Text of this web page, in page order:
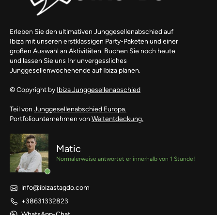
Erleben Sie den ultimativen Junggesellenabschied auf
Ibiza mit unseren erstklassigen Party-Paketen und einer
großen Auswahl an Aktivitäten. Buchen Sie noch heute
und lassen Sie uns Ihr unvergessliches
Junggesellenwochenende auf Ibiza planen.
© Copyright by Ibiza Junggesellenabschied
Teil von Junggesellenabschied Europa.
Portfoliounternehmen von Weltentdeckung.
Matic
Normalerweise antwortet er innerhalb von 1 Stunde!
info@ibizastagdo.com
+38631332823